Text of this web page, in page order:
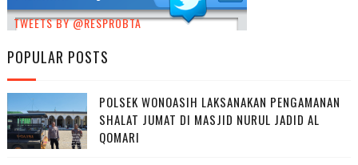
TWEETS BY @RESPROBTA
POPULAR POSTS
POLSEK WONOASIH LAKSANAKAN PENGAMANAN
SHALAT JUMAT DI MASJID NURUL JADID AL
QOMARI